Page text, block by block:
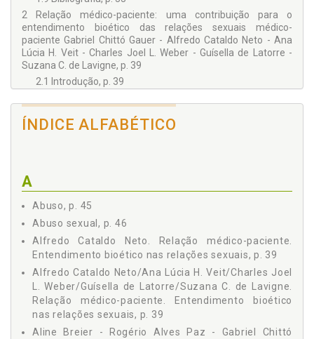
2 Relação médico-paciente: uma contribuição para o
entendimento bioético das relações sexuais médico-
paciente Gabriel Chittó Gauer - Alfredo Cataldo Neto - Ana
Lúcia H. Veit - Charles Joel L. Weber - Guísella de Latorre -
Suzana C. de Lavigne, p. 39
2.1 Introdução, p. 39
2.3 Conceitos éticos em relação à conduta sexual na
relação médico-paciente, p. 43
2.6 Aspectos legais, p. 52
2.8 Considerações finais, p. 56
2.9 Bibliografia, p. 57
Luiz R. M. Centurião - Ruth Maria Chittó Gauer, p. 59
3.1 Bibliografia, p. 103
4 Bases genéticas do transtorno de personalidade anti-social
sob um enfoque criminológico Paulo Vinícius Sporleder de
Souza, p. 105
ÍNDICE ALFABÉTICO
A
Abuso, p. 45
Abuso sexual, p. 46
Alfredo Cataldo Neto. Relação médico-paciente.
Entendimento bioético nas relações sexuais, p. 39
Alfredo Cataldo Neto/Ana Lúcia H. Veit/Charles Joel
L. Weber/Guísella de Latorre/Suzana C. de Lavigne.
Relação médico-paciente. Entendimento bioético
nas relações sexuais, p. 39
Aline Breier - Rogério Alves Paz - Gabriel Chittó